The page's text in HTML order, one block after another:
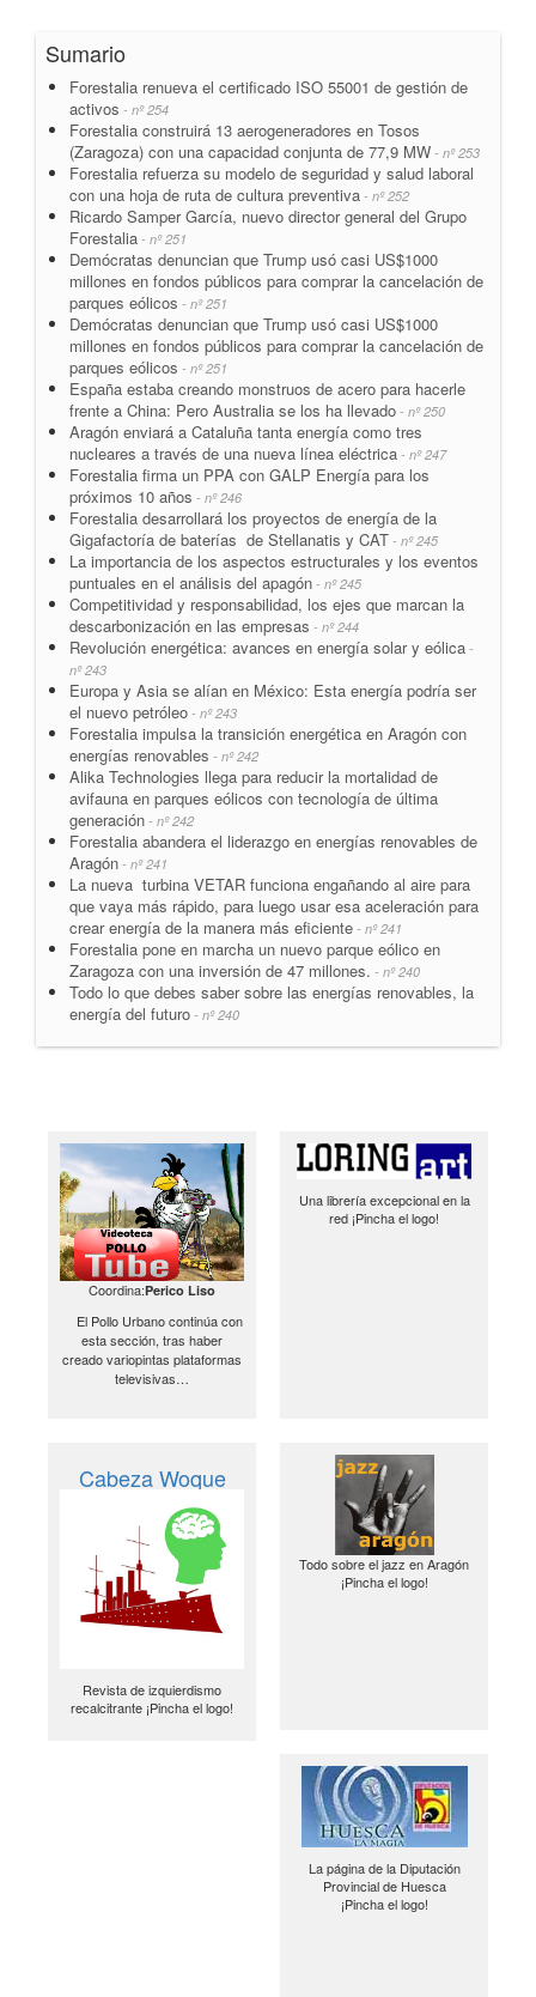
Sumario
Forestalia renueva el certificado ISO 55001 de gestión de
activos - nº 254
Forestalia construirá 13 aerogeneradores en Tosos
(Zaragoza) con una capacidad conjunta de 77,9 MW - nº 253
Forestalia refuerza su modelo de seguridad y salud laboral
con una hoja de ruta de cultura preventiva - nº 252
Ricardo Samper García, nuevo director general del Grupo
Forestalia - nº 251
Demócratas denuncian que Trump usó casi US$1000
millones en fondos públicos para comprar la cancelación de
parques eólicos - nº 251
Demócratas denuncian que Trump usó casi US$1000
millones en fondos públicos para comprar la cancelación de
parques eólicos - nº 251
España estaba creando monstruos de acero para hacerle
frente a China: Pero Australia se los ha llevado - nº 250
Aragón enviará a Cataluña tanta energía como tres
nucleares a través de una nueva línea eléctrica - nº 247
Forestalia firma un PPA con GALP Energía para los
próximos 10 años - nº 246
Forestalia desarrollará los proyectos de energía de la
Gigafactoría de baterías de Stellanatis y CAT - nº 245
La importancia de los aspectos estructurales y los eventos
puntuales en el análisis del apagón - nº 245
Competitividad y responsabilidad, los ejes que marcan la
descarbonización en las empresas - nº 244
Revolución energética: avances en energía solar y eólica -
nº 243
Europa y Asia se alían en México: Esta energía podría ser
el nuevo petróleo - nº 243
Forestalia impulsa la transición energética en Aragón con
energías renovables - nº 242
Alika Technologies llega para reducir la mortalidad de
avifauna en parques eólicos con tecnología de última
generación - nº 242
Forestalia abandera el liderazgo en energías renovables de
Aragón - nº 241
La nueva turbina VETAR funciona engañando al aire para
que vaya más rápido, para luego usar esa aceleración para
crear energía de la manera más eficiente - nº 241
Forestalia pone en marcha un nuevo parque eólico en
Zaragoza con una inversión de 47 millones. - nº 240
Todo lo que debes saber sobre las energías renovables, la
energía del futuro - nº 240
Coordina:Perico Liso
El Pollo Urbano continúa con
esta sección, tras haber
creado variopintas plataformas
televisivas…
Una librería excepcional en la
red ¡Pincha el logo!
Cabeza Woque
Revista de izquierdismo
recalcitrante ¡Pincha el logo!
Todo sobre el jazz en Aragón
¡Pincha el logo!
La página de la Diputación
Provincial de Huesca
¡Pincha el logo!